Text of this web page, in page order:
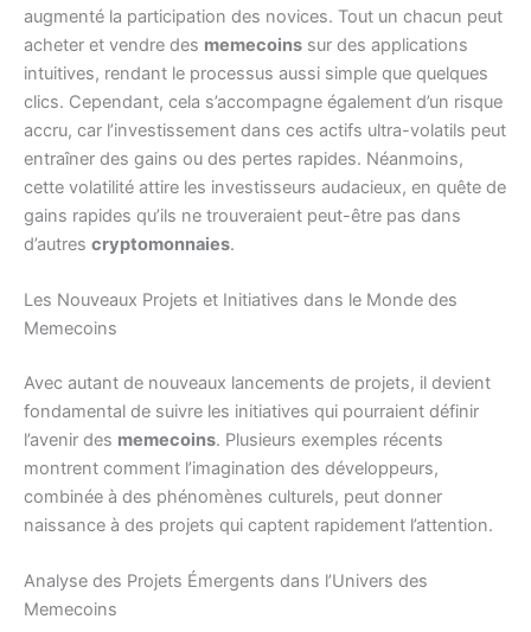
augmenté la participation des novices. Tout un chacun peut
acheter et vendre des memecoins sur des applications
intuitives, rendant le processus aussi simple que quelques
clics. Cependant, cela s’accompagne également d’un risque
accru, car l’investissement dans ces actifs ultra-volatils peut
entraîner des gains ou des pertes rapides. Néanmoins,
cette volatilité attire les investisseurs audacieux, en quête de
gains rapides qu’ils ne trouveraient peut-être pas dans
d’autres cryptomonnaies.
Les Nouveaux Projets et Initiatives dans le Monde des
Memecoins
Avec autant de nouveaux lancements de projets, il devient
fondamental de suivre les initiatives qui pourraient définir
l’avenir des memecoins. Plusieurs exemples récents
montrent comment l’imagination des développeurs,
combinée à des phénomènes culturels, peut donner
naissance à des projets qui captent rapidement l’attention.
Analyse des Projets Émergents dans l’Univers des
Memecoins